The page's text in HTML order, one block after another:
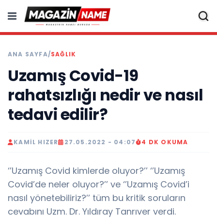
ANA SAYFA/SAĞLIK
Uzamış Covid-19
rahatsızlığı nedir ve nasıl
tedavi edilir?
KAMIL HIZER 27.05.2022 - 04:07 4 DK OKUMA
‘’Uzamış Covid kimlerde oluyor?’’ ‘’Uzamış
Covid’de neler oluyor?’’ ve ‘’Uzamış Covid’i
nasıl yönetebiliriz?’’ tüm bu kritik soruların
cevabını Uzm. Dr. Yıldıray Tanrıver verdi.